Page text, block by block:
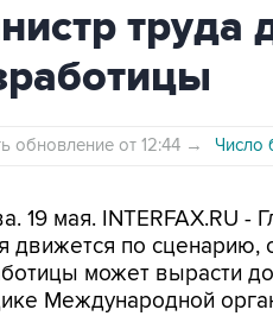
труда
обновление от 12:44 → Число
19 мая. INTERFAX.RU -
движется по сценарию,
может вырасти
Международной